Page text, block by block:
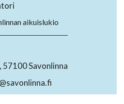
aikuislukio
Savonlinna